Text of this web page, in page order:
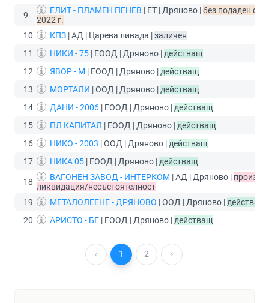
9 ЕЛИТ - ПЛАМЕН ПЕНЕВ | ЕТ | Дряново |без подаден
2022 г.
10
КПЗ | АД | Царева ливада |заличен
11
НИКИ - 75 | ЕООД | Дряново | действащ
12
ЯВОР - М | ЕООД | Дряново | действащ
13
МОРТАЛИ | ООД | Дряново | действащ
14
ДАНИ - 2006 | ЕООД | Дряново | действащ
15
ПЛ КАПИТАЛ | ЕООД | Дряново | действащ
16
НИКО - 2003 | ООД | Дряново | действащ
17
НИКА 05 | ЕООД | Дряново | действащ
18 ВАГОНЕН ЗАВОД - ИНТЕРКОМ | АД | Дряново |
ликвидация/несъстоятелност
19
МЕТАЛОЛЕЕНЕ - ДРЯНОВО | ООД | Дряново | действащ
20
АРИСТО - БГ | ЕООД | Дряново | действащ
‹ 1 2 ›